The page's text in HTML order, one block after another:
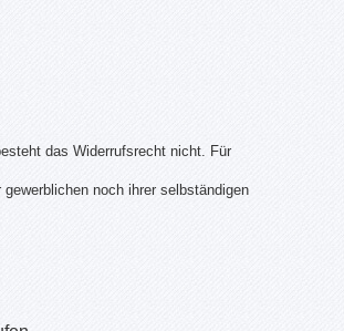
das Widerrufsrecht nicht. Für
noch ihrer selbständigen